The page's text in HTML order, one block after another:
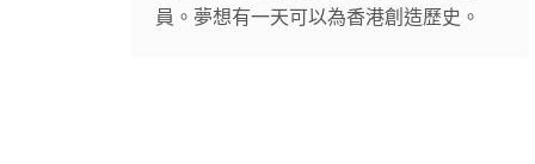
員。夢想有一天可以為香港創造歷史。